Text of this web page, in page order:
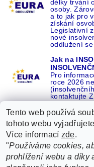
délky trvání
osoby.
a to jak pro
získání
Legislativní
nové
oddlužení se
Jak na
Pro
roce 2026
kontaktujte
Recenze o NÁS na
Recenze
ŽÁDEJTE život
Tento web používá
tohoto webu
Více informací zde.
"Používáme cookies,
prohlížení webu a díky